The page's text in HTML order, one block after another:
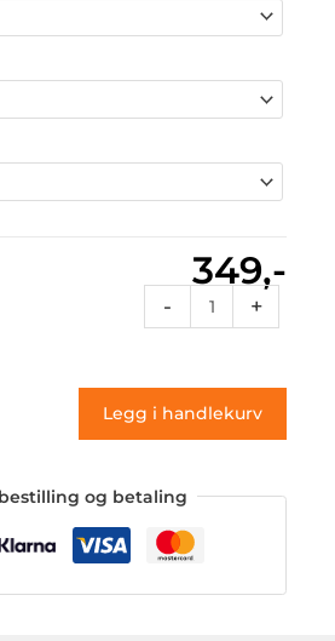
349,-
-
192
antall
+
Legg i handlekurv
og betaling